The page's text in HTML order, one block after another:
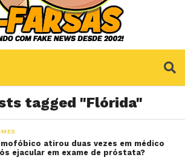
tagged "Flórida"
atirou duas vezes em médico
ejacular em exame de próstata?